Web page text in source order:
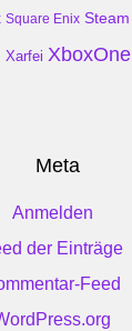
Square Enix Steam
Xarfei XboxOne
Meta
Anmelden
der Einträge
Feed